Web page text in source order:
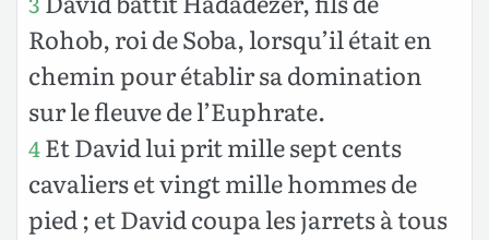
Rohob, roi de Soba, lorsqu’il était en
chemin pour établir sa domination
sur le fleuve de l’Euphrate.
4Et David lui prit mille sept cents
cavaliers et vingt mille hommes de
pied ; et David coupa les jarrets à tous